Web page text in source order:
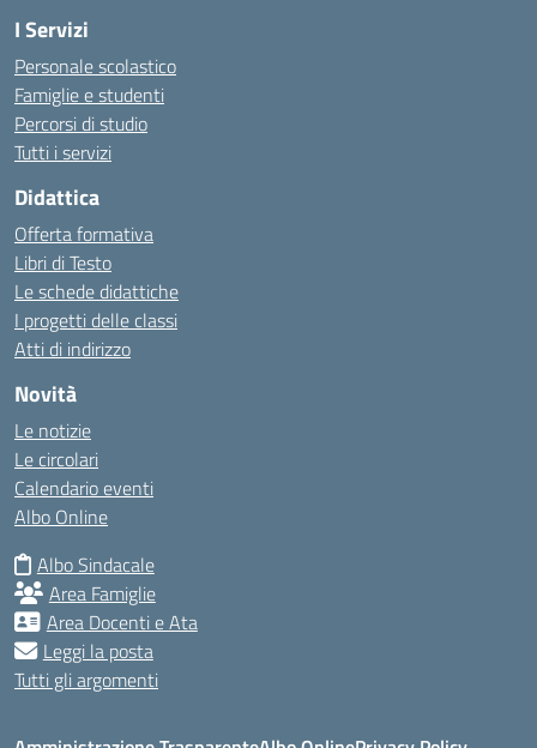
I Servizi
Personale scolastico
Famiglie e studenti
Percorsi di studio
Tutti i servizi
Didattica
Offerta formativa
Libri di Testo
Le schede didattiche
I progetti delle classi
Atti di indirizzo
Novità
Le notizie
Le circolari
Calendario eventi
Albo Online
Albo Sindacale
Area Famiglie
Area Docenti e Ata
Leggi la posta
Tutti gli argomenti